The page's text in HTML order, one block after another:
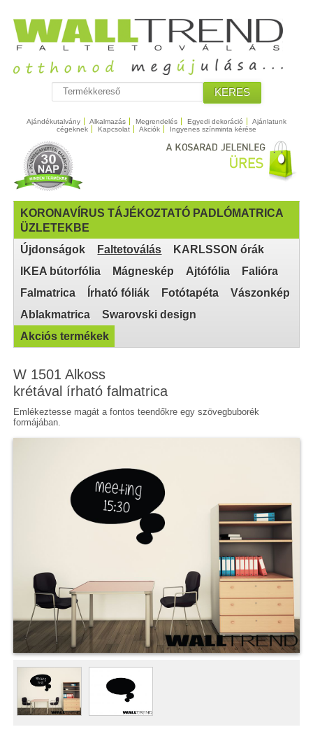
KERES
Ajándékutalvány Alkalmazás Megrendelés Egyedi dekoráció
Ajánlatunk
cégeknek
Kapcsolat Akciók Ingyenes színminta kérése
KORONAVÍRUS TÁJÉKOZTATÓ PADLÓMATRICA
ÜZLETEKBE
Újdonságok
Faltetoválás
KARLSSON órák
IKEA bútorfólia
Mágneskép Ajtófólia
Falióra
Falmatrica
Írható fóliák Fotótapéta
Vászonkép
Ablakmatrica
Swarovski design
Akciós termékek
W 1501 Alkoss
krétával írható falmatrica
Emlékeztesse magát a fontos teendőkre egy szövegbuborék
formájában.